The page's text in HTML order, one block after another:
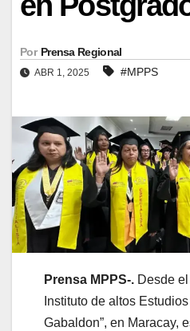
Por Prensa Regional
ABR 1, 2025 #MPPS
Prensa MPPS-. Desde
Instituto de altos
Gabaldon”, en Maracay,